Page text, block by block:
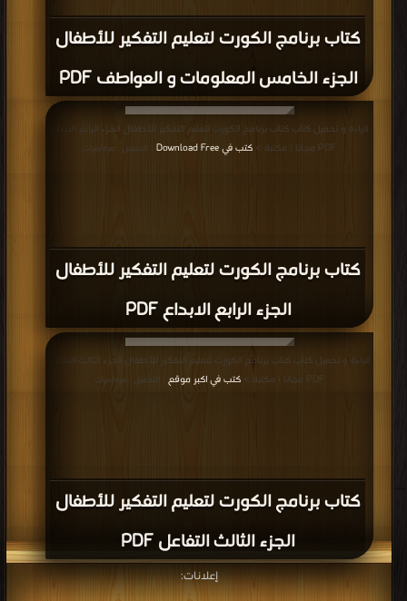
كتاب برنامج الكورت لتعليم التفكير للأطفال
الجزء الخامس المعلومات و العواطف PDF
كتاب برنامج الكورت لتعليم التفكير للأطفال
الجزء الرابع الابداع PDF
قراءة و تحميل كتاب كتاب برنامج الكورت لتعليم التفكير للأطفال الجزء الرابع الابداع
PDF مجانا | مكتبة >
كتب في Download Free | التحميل : مرة/مرات
كتاب برنامج الكورت لتعليم التفكير للأطفال
الجزء الثالث التفاعل PDF
قراءة و تحميل كتاب كتاب برنامج الكورت لتعليم التفكير للأطفال الجزء الثالث التفاعل
PDF مجانا | مكتبة >
كتب في اكبر موقع | التحميل : مرة/مرات
إعلانات: